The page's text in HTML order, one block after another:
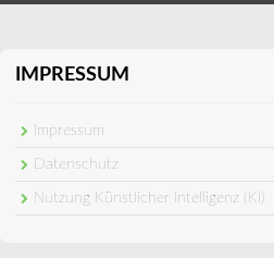
IMPRESSUM
Impressum
Datenschutz
Nutzung Künstlicher Intelligenz (KI)